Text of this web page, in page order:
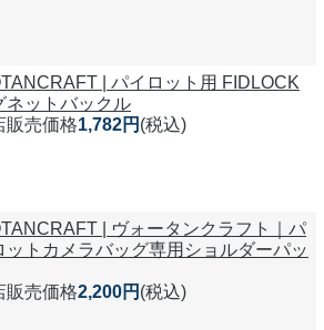
| パイロット用 FIDLOCK
ネットバックル
販売価格1,782円 (税込)
| ヴォータンクラフト｜パ
ットカメラバッグ専用ショルダーパッ
販売価格2,200円 (税込)